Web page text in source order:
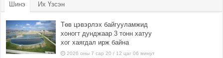
Шинэ Их Үзсэн
Төв цэвэрлэх байгууламжид
хоногт дунджаар 3 тонн хатуу
хог хаягдал ирж байна
2026 оны 7 сар 20 / 12 цаг 06 минут